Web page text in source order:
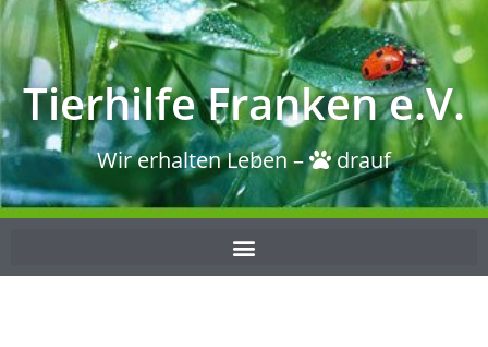
Tierhilfe Franken e.V.
Wir erhalten Leben – drauf